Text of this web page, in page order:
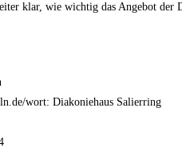
klar, wie wichtig das Angebot
wort: Diakoniehaus Salierring